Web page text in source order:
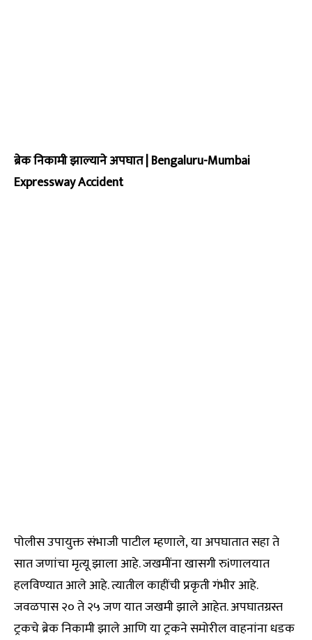
ब्रेक निकामी झाल्याने अपघात | Bengaluru-Mumbai
Expressway Accident
पोलीस उपायुक्त संभाजी पाटील म्हणाले, या अपघातात सहा ते
सात जणांचा मृत्यू झाला आहे. जखमींना खासगी रुiणालयात
हलविण्यात आले आहे. त्यातील काहींची प्रकृती गंभीर आहे.
जवळपास २० ते २५ जण यात जखमी झाले आहेत. अपघातग्रस्त
ट्रकचे ब्रेक निकामी झाले आणि या ट्रकने समोरील वाहनांना धडक